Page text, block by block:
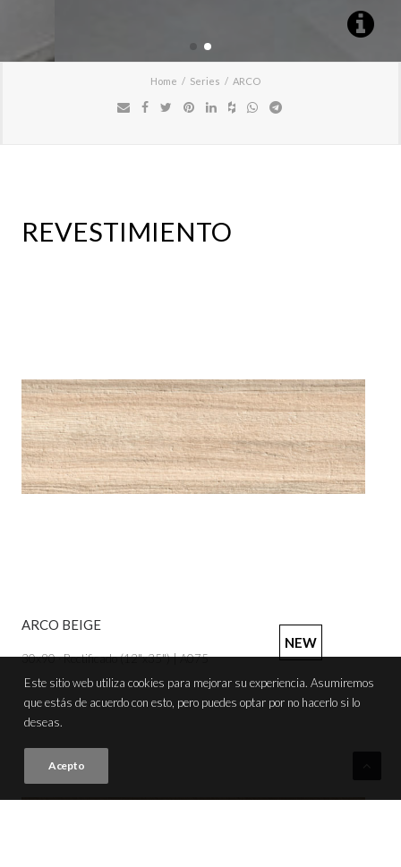
Home Series ARCO
REVESTIMIENTO
ARCO BEIGE
30x90 · Rectificado (12"x35") | A075
NEW
Este sitio web utiliza cookies para mejorar su experiencia. Asumiremos
que estás de acuerdo con esto, pero puedes optar por no hacerlo si lo
deseas.
Acepto